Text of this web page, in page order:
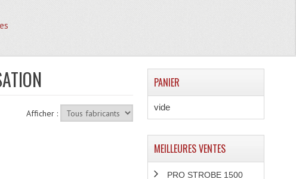
Afficher :
PANIER
vide
MEILLEURES VENTES
PRO STROBE 1500